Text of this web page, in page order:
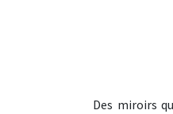
Des miroirs